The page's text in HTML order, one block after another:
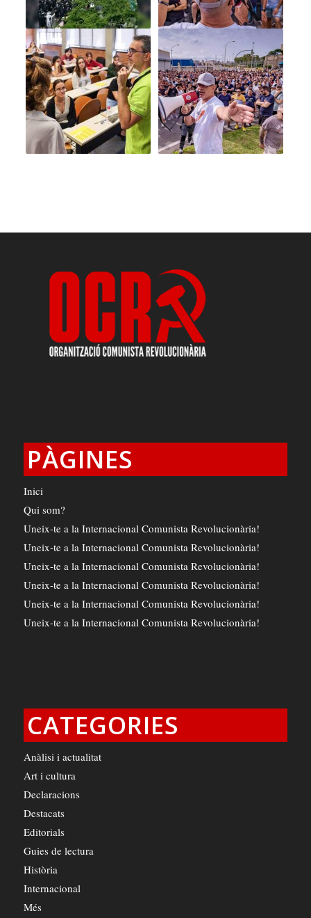
PÀGINES
Inici
Qui som?
Uneix-te a la Internacional Comunista Revolucionària!
Uneix-te a la Internacional Comunista Revolucionària!
Uneix-te a la Internacional Comunista Revolucionària!
Uneix-te a la Internacional Comunista Revolucionària!
Uneix-te a la Internacional Comunista Revolucionària!
Uneix-te a la Internacional Comunista Revolucionària!
CATEGORIES
Anàlisi i actualitat
Art i cultura
Declaracions
Destacats
Editorials
Guies de lectura
Història
Internacional
Més